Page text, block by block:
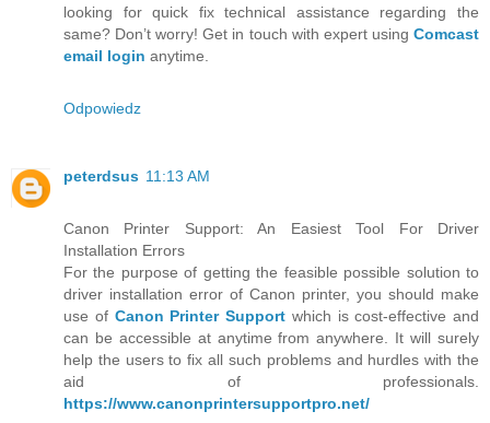
looking for quick fix technical assistance regarding the
same? Don’t worry! Get in touch with expert using Comcast
email login anytime.
Odpowiedz
peterdsus 11:13 AM
Canon Printer Support: An Easiest Tool For Driver
Installation Errors
For the purpose of getting the feasible possible solution to
driver installation error of Canon printer, you should make
use of Canon Printer Support which is cost-effective and
can be accessible at anytime from anywhere. It will surely
help the users to fix all such problems and hurdles with the
aid of professionals.
https://www.canonprintersupportpro.net/